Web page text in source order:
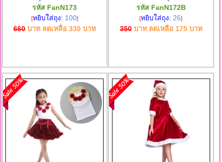
รหัส FanN173
[หยิบใส่ถุง: 100]
660บาท ลดเหลือ330 บาท
รหัส FanN172B
[หยิบใส่ถุง: 26]
350บาท ลดเหลือ 175บาท